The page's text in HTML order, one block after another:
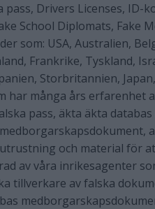
pass, Drivers Licenses, ID-
School Diplomats, Fake
som: USA, Australien,
Frankrike, Tyskland,
Storbritannien,
har många års erfarenhet
pass, äkta äkta
och material för
av våra inrikesagenter
tillverkare av falska